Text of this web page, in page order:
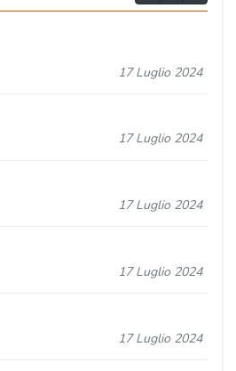
17 Luglio 2024
17 Luglio 2024
17 Luglio 2024
17 Luglio 2024
17 Luglio 2024